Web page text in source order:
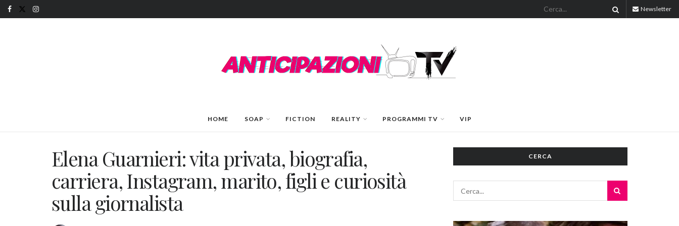
Newsletter
HOME SOAP FICTION REALITY PROGRAMMI TV VIP
Elena Guarnieri: vita privata, biografia,
carriera, Instagram, marito, figli e curiosità
sulla giornalista
CERCA